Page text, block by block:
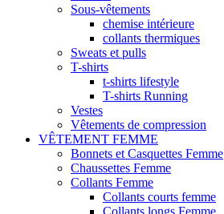
Sous-vêtements
chemise intérieure
collants thermiques
Sweats et pulls
T-shirts
t-shirts lifestyle
T-shirts Running
Vestes
Vêtements de compression
VÊTEMENT FEMME
Bonnets et Casquettes Femme
Chaussettes Femme
Collants Femme
Collants courts femme
Collants longs Femme